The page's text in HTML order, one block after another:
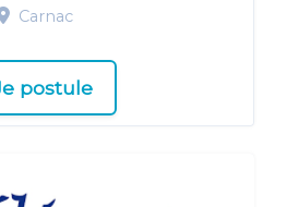
Carnac
postule